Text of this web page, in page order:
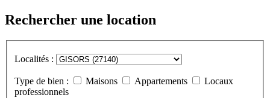
Rechercher une location
Localités :
Type de bien : Maisons Appartements
Locaux
professionnels